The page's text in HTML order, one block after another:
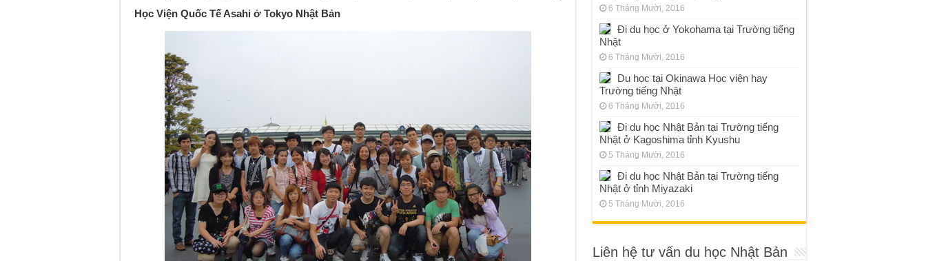
Học Viện Quốc Tế Asahi ở Tokyo Nhật Bản
6 Tháng Mười, 2016
Đi du học ở Yokohama tại Trường tiếng
Nhật
6 Tháng Mười, 2016
Du học tại Okinawa Học viện hay
Trường tiếng Nhật
6 Tháng Mười, 2016
Đi du học Nhật Bản tại Trường tiếng
Nhật ở Kagoshima tỉnh Kyushu
5 Tháng Mười, 2016
Đi du học Nhật Bản tại Trường tiếng
Nhật ở tỉnh Miyazaki
5 Tháng Mười, 2016
Liên hệ tư vấn du học Nhật Bản